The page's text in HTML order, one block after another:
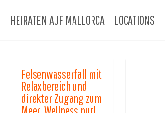
HEIRATEN AUF MALLORCA LOCATIONS
Felsenwasserfall mit
Relaxbereich und
direkter Zugang zum